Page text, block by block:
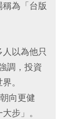
為「台版
以為他只
調，投資
。
向更健
步」。